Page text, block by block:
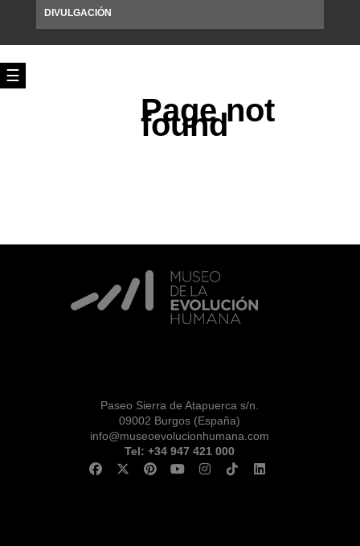
☰
DIVULGACIÓN
Page not
found
Paseo Sierra de Atapuerca s/n.
09002 Burgos (España)
info@museoevolucionhumana.com
Tel: +34 947 421 000